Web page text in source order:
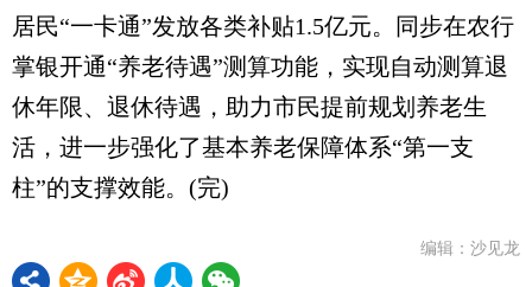
居民“一卡通”发放各类补贴1.5亿元。同步在农行
掌银开通“养老待遇”测算功能，实现自动测算退
休年限、退休待遇，助力市民提前规划养老生
活，进一步强化了基本养老保障体系“第一支
柱”的支撑效能。(完)
编辑：沙见龙